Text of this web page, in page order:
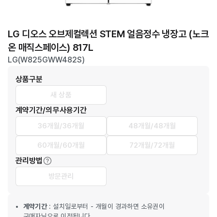
LG 디오스 오브제컬렉션 STEM 얼음정수 냉장고 (노크
온 매직스페이스) 817L
LG(W825GWW482S)
상품구분
새 상품
계약기간/의무사용기간
36개월/36개월 48개월/48개월
60개월/60개월 72개월/72개월
관리방법
방문관리
계약기간: 설치일로부터 - 개월이 경과하면 소유권이